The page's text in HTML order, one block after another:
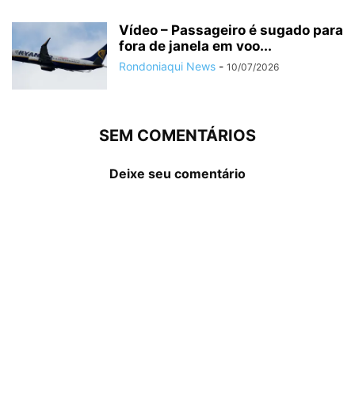
Vídeo – Passageiro é sugado para
fora de janela em voo...
Rondoniaqui News - 10/07/2026
SEM COMENTÁRIOS
Deixe seu comentário